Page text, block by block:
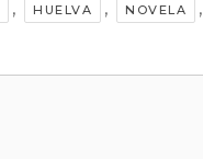
, HUELVA , NOVELA ,